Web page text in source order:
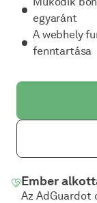
egyaránt
A webhely
fenntartása
Ember
Az AdGuardot